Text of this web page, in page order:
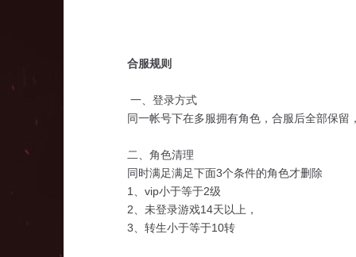
合服规则
一、登录方式
同一帐号下在多服拥有角色，合服后全部保
二、角色清理
同时满足满足下面3个条件的角色才删除
1、vip小于等于2级
2、未登录游戏14天以上，
3、转生小于等于10转